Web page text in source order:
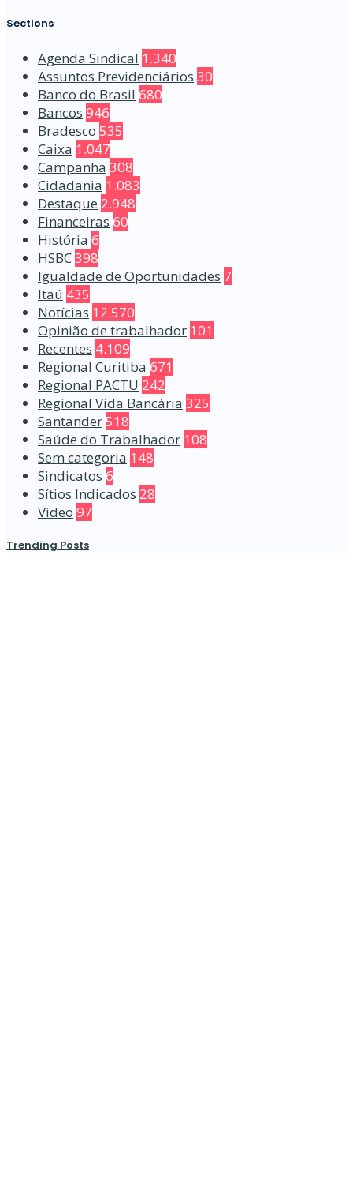
Sections
Agenda Sindical 1.340
Assuntos Previdenciários 30
Banco do Brasil 680
Bancos 946
Bradesco 535
Caixa 1.047
Campanha 308
Cidadania 1.083
Destaque 2.948
Financeiras 60
História 6
HSBC398
Igualdade de Oportunidades 7
Itaú 435
Notícias 12.570
Opinião de trabalhador 101
Recentes 4.109
Regional Curitiba 671
Regional PACTU 242
Regional Vida Bancária 325
Santander518
Saúde do Trabalhador 108
Sem categoria 148
Sindicatos 6
Sítios Indicados 28
Video 97
Trending Posts